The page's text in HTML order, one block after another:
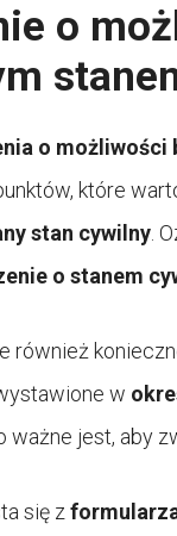
o
o możliwości
które
stan cywilny .
o stanem
również
w
jest, aby
się z